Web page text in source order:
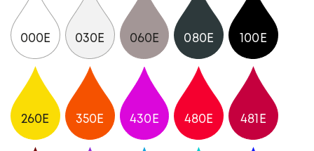
000E 030E 060E 080E 100E
260E 350E 430E 480E 481E